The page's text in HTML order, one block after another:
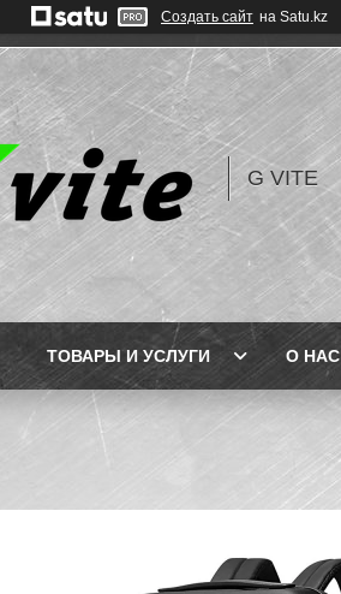
Создать сайт на Satu.kz
G VITE
ТОВАРЫ И УСЛУГИ О НАС